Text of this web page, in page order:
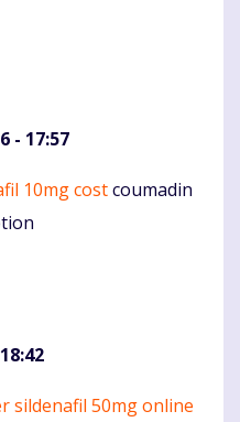
- 17:57
10mg costcoumadin
sildenafil 50mg online